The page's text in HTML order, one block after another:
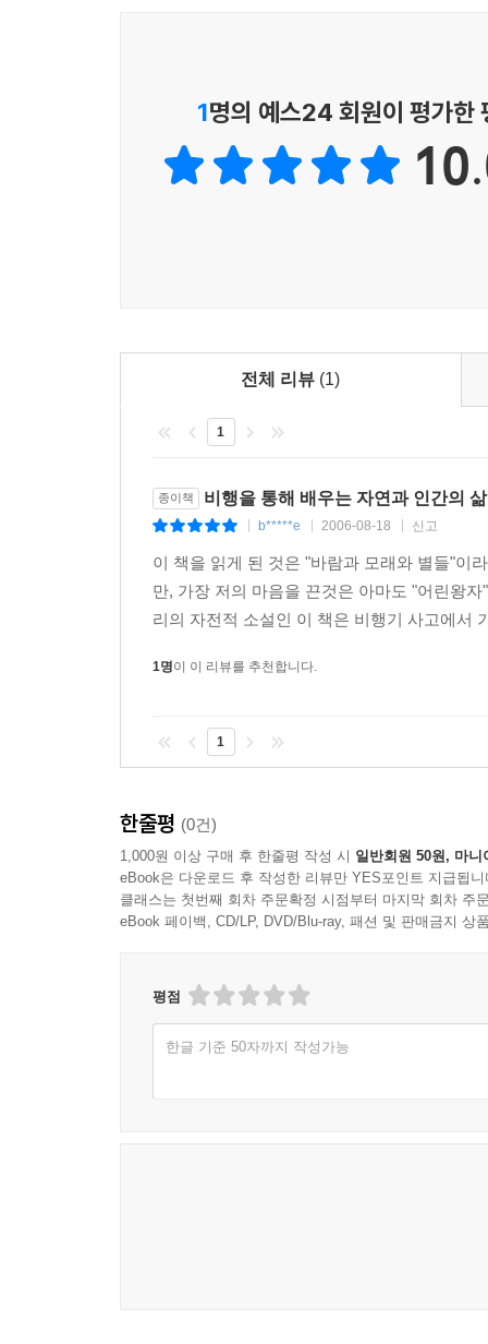
1명의 예스24 회원이 평가한
전체 리뷰 (1)
1
종이책 비행을 통해 배우는 자연과 인간의 삶
b*****e 2006-08-18 신고
이 책을 읽게 된 것은 "바람과 모래와 별들"이
만, 가장 저의 마음을 끈것은 아마도 "어린왕
리의 자전적 소설인 이 책은 비행기 사고에서
1명이 이 리뷰를 추천합니다.
1
한줄평 (0건)
1,000원 이상 구매 후 한줄평 작성 시 일반회원 50원, 마니
eBook은 다운로드 후 작성한 리뷰만 YES포인트 지급됩니
클래스는 첫번째 회차 주문확정 시점부터 마지막 회차 주
eBook 페이백, CD/LP, DVD/Blu-ray, 패션 및 판매금지 상
평점
한글 기준 50자까지 작성가능